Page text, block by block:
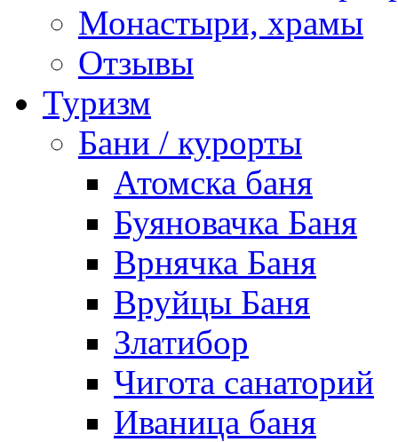
Монастыри, храмы
Отзывы
Туризм
Бани / курорты
Атомска баня
Буяновачка Баня
Врнячка Баня
Вруйцы Баня
Златибор
Чигота санаторий
Иваница баня